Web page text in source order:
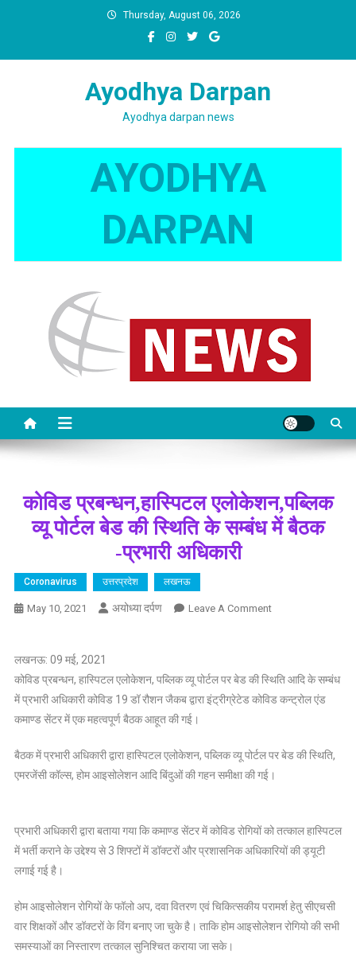
Thursday, August 06, 2026
Ayodhya Darpan
Ayodhya darpan news
AYODHYA
DARPAN
कोविड प्रबन्धन,हास्पिटल एलोकेशन,पब्लिक
व्यू पोर्टल बेड की स्थिति के सम्बंध में बैठक
-प्रभारी अधिकारी
Coronavirus उत्तरप्रदेश लखनऊ
May 10, 2021 अयोध्या दर्पण Leave A CommentOn
व्यू
पोर्टल
स्थिति
के
बैठक
-प्रभारी
लखनऊ: 09 मई, 2021
कोविड प्रबन्धन, हास्पिटल एलोकेशन, पब्लिक व्यू पोर्टल पर बेड की स्थिति आदि के सम्बंध
में प्रभारी अधिकारी कोविड 19 डॉ रौशन जैकब द्वारा इंट्रीग्रेटेड कोविड कन्ट्रोल एंड
कमाण्ड सेंटर में एक महत्वपूर्ण बैठक आहूत की गई।
बैठक में प्रभारी अधिकारी द्वारा हास्पिटल एलोकेशन, पब्लिक व्यू पोर्टल पर बेड की स्थिति,
एमरजेंसी कॉल्स, होम आइसोलेशन आदि बिंदुओं की गहन समीक्षा की गई।
प्रभारी अधिकारी द्वारा बताया गया कि कमाण्ड सेंटर में कोविड रोगियों को तत्काल हास्पिटल
में भर्ती कराने के उद्देश्य से 3 शिफ्टों में डॉक्टरों और प्रशासनिक अधिकारियों की ड्यूटी
लगाई गई है।
होम आइसोलेशन रोगियों के फॉलो अप, दवा वितरण एवं चिकित्सकीय परामर्श हेतु सीएचसी
वार शिक्षकों और डॉक्टरों के विंग बनाए जा चुके है। ताकि होम आइसोलेशन रोगियो की सभी
समस्याओं का निस्तारण तत्काल सुनिश्चित कराया जा सके।